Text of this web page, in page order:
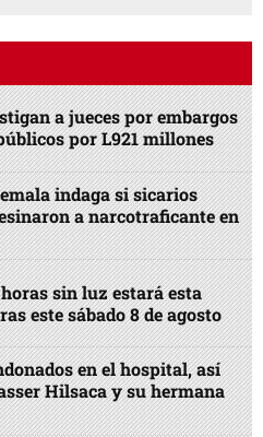
a jueces por embargos
por L921 millones
indaga si sicarios
a narcotraficante en
sin luz estará esta
este sábado 8 de agosto
en el hospital, así
Hilsaca y su hermana